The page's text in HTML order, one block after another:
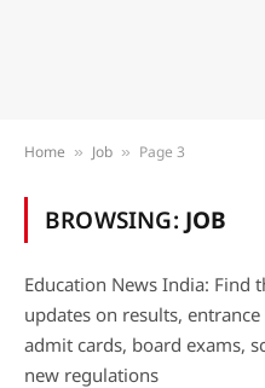
Home » Job » Page 3
BROWSING: JOB
Education News India: Find
updates on results,
admit cards, board exams,
new regulations